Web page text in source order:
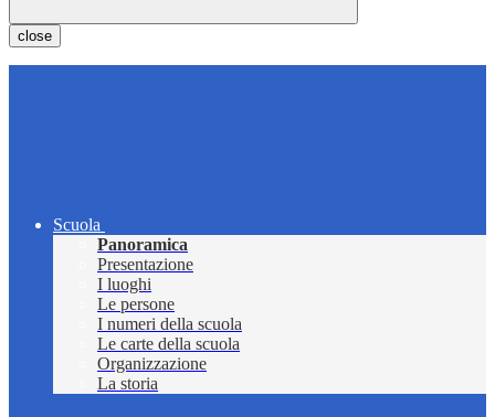
close
Scuola
Panoramica
Presentazione
I luoghi
Le persone
I numeri della scuola
Le carte della scuola
Organizzazione
La storia